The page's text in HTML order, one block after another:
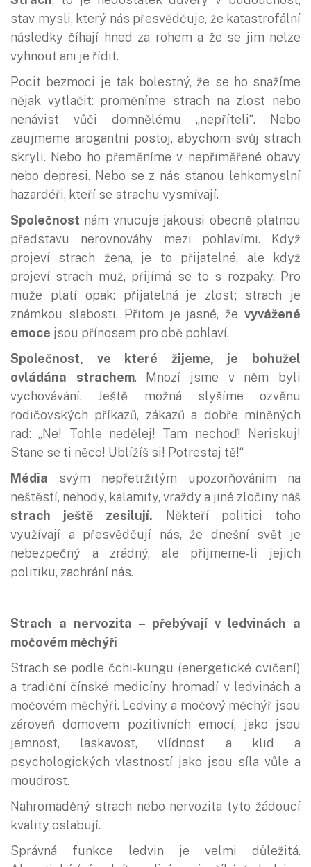
stav mysli, který nás přesvědčuje, že katastrofální
následky číhají hned za rohem a že se jim nelze
vyhnout ani je řídit.
Pocit bezmoci je tak bolestný, že se ho snažíme
nějak vytlačit: proměníme strach na zlost nebo
nenávist vůči domnělému „nepříteli“. Nebo
zaujmeme arogantní postoj, abychom svůj strach
skryli. Nebo ho přeměníme v nepřiměřené obavy
nebo depresi. Nebo se z nás stanou lehkomyslní
hazardéři, kteří se strachu vysmívají.
Společnost nám vnucuje jakousi obecně platnou
představu nerovnováhy mezi pohlavími. Když
projeví strach žena, je to přijatelné, ale když
projeví strach muž, přijímá se to s rozpaky. Pro
muže platí opak: přijatelná je zlost; strach je
známkou slabosti. Přitom je jasné, že vyvážené
emoce jsou přínosem pro obě pohlaví.
Společnost, ve které žijeme, je bohužel
ovládána strachem. Mnozí jsme v něm byli
vychovávání. Ještě možná slyšíme ozvěnu
rodičovských příkazů, zákazů a dobře míněných
rad: „Ne! Tohle nedělej! Tam nechoď! Neriskuj!
Stane se ti něco! Ublížíš si! Potrestaj tě!“
Média svým nepřetržitým upozorňováním na
neštěstí, nehody, kalamity, vraždy a jiné zločiny náš
strach ještě zesilují. Někteří politici toho
využívají a přesvědčují nás, že dnešní svět je
nebezpečný a zrádný, ale přijmeme-li jejich
politiku, zachrání nás.
Strach a nervozita – přebývají v ledvinách a
močovém měchýři
Strach se podle čchi-kungu (energetické cvičení)
a tradiční čínské medicíny hromadí v ledvinách a
močovém měchýři. Ledviny a močový měchýř jsou
zároveň domovem pozitivních emocí, jako jsou
jemnost, laskavost, vlídnost a klid a
psychologických vlastností jako jsou síla vůle a
moudrost.
Nahromaděný strach nebo nervozita tyto žádoucí
kvality oslabují.
Správná funkce ledvin je velmi důležitá.